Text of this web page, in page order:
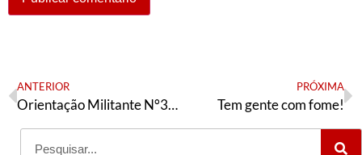
ANTERIOR
Orientação Militante N°344 (03 de setembro de 2022)
PRÓXIMA
Tem gente com fome!